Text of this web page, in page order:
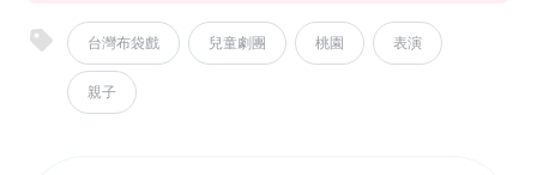
台灣布袋戲 兒童劇團 桃園 表演
親子